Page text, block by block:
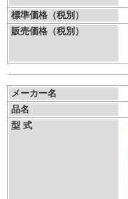
標準価格（税別）
販売価格（税別）
メーカー名
品名
型 式